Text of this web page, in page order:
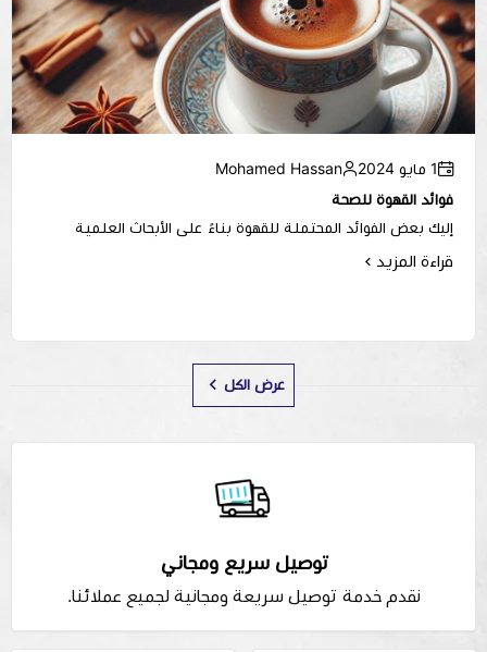
1 مايو 2024
Mohamed Hassan
فوائد القهوة للصحة
إليك بعض الفوائد المحتملة للقهوة بناءً على الأبحاث العلمية
قراءة المزيد
عرض الكل
توصيل سريع ومجاني
نقدم خدمة توصيل سريعة ومجانية لجميع عملائنا.